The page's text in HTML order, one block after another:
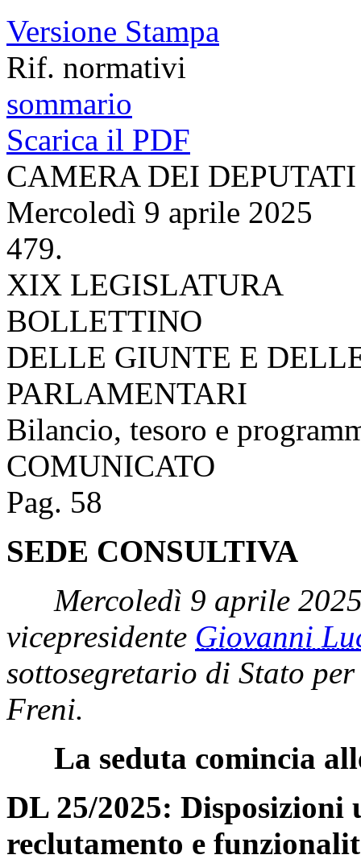
Versione Stampa
Rif. normativi
sommario
Scarica il PDF
CAMERA DEI DEPUTATI
Mercoledì 9 aprile 2025
479.
XIX LEGISLATURA
BOLLETTINO
DELLE GIUNTE E
PARLAMENTARI
Bilancio, tesoro e
COMUNICATO
Pag. 58
SEDE CONSULTIVA
Mercoledì 9 aprile
vicepresidente Giovanni
sottosegretario di Stato
Freni.
La seduta comincia
DL 25/2025:
reclutamento e